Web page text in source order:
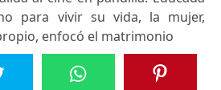
para vivir su vida, la mujer,
enfocó el matrimonio